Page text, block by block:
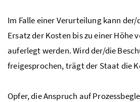
Im Falle einer Verurteilung kann
Ersatz der Kosten bis zu einer Höhe
auferlegt werden. Wird der/die
freigesprochen, trägt der Staat die
Opfer, die Anspruch auf